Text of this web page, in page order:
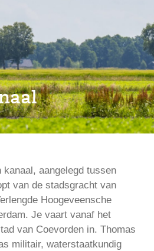
aangelegd tussen
van de stadsgracht van
Hoogeveensche
Je vaart vanaf het
van Coevorden in. Thomas
militair, waterstaatkundig